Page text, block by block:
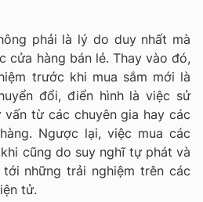
phải là lý do duy nhất mà
cửa hàng bán lẻ. Thay vào đó,
trước khi mua sắm mới là
đổi, điển hình là việc sử
từ các chuyên gia hay các
Ngược lại, việc mua các
cũng do suy nghĩ tự phát và
những trải nghiệm trên các
tử.